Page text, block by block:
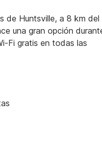
de Huntsville, a 8 km del
una gran opción
Fi gratis en todas las